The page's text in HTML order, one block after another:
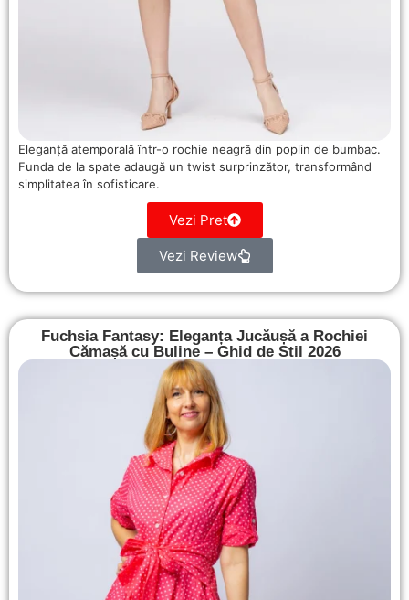
Eleganță atemporală într-o rochie neagră din poplin de bumbac.
Funda de la spate adaugă un twist surprinzător, transformând
simplitatea în sofisticare.
Vezi Pret
Vezi Review
Fuchsia Fantasy: Eleganța Jucăușă a Rochiei
Cămașă cu Buline – Ghid de Stil 2026